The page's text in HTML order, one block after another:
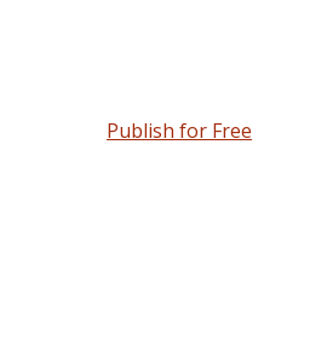
Publish for Free